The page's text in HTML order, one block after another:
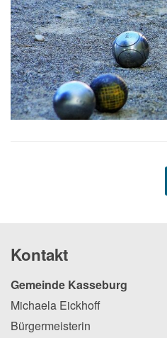
Kontakt
Gemeinde Kasseburg
Michaela Eickhoff
Bürgermeisterin